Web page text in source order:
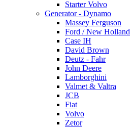
Starter Volvo
Generator - Dynamo
Massey Ferguson
Ford / New Holland
Case IH
David Brown
Deutz - Fahr
John Deere
Lamborghini
Valmet & Valtra
JCB
Fiat
Volvo
Zetor